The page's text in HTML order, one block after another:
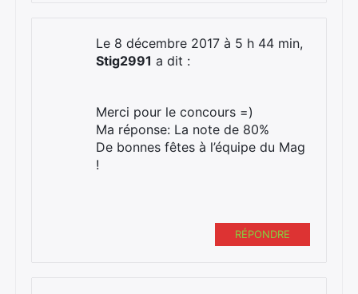
Le 8 décembre 2017 à 5 h 44 min,
Stig2991 a dit :
Merci pour le concours =)
Ma réponse: La note de 80%
De bonnes fêtes à l’équipe du Mag
!
RÉPONDRE